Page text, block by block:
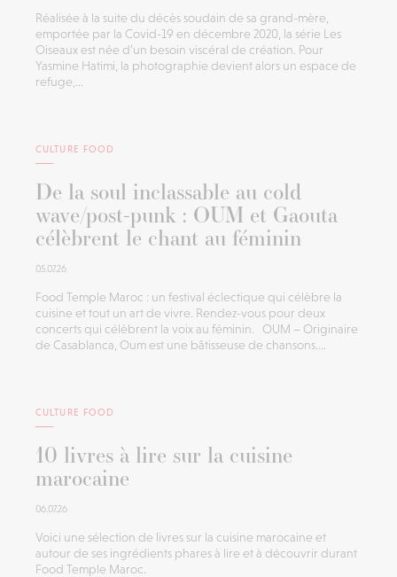
Réalisée à la suite du décès soudain de sa grand-mère,
emportée par la Covid-19 en décembre 2020, la série Les
Oiseaux est née d’un besoin viscéral de création. Pour
Yasmine Hatimi, la photographie devient alors un espace de
refuge,...
CULTURE FOOD
De la soul inclassable au cold
wave/post-punk : OUM et Gaouta
célèbrent le chant au féminin
05.07.26
Food Temple Maroc : un festival éclectique qui célèbre la
cuisine et tout un art de vivre. Rendez-vous pour deux
concerts qui célèbrent la voix au féminin. OUM – Originaire
de Casablanca, Oum est une bâtisseuse de chansons....
CULTURE FOOD
10 livres à lire sur la cuisine
marocaine
06.07.26
Voici une sélection de livres sur la cuisine marocaine et
autour de ses ingrédients phares à lire et à découvrir durant
Food Temple Maroc.